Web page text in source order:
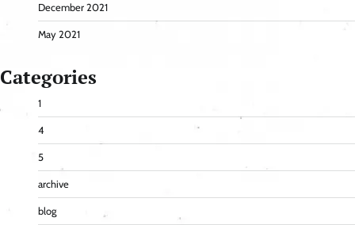
December 2021
May 2021
Categories
1
4
5
archive
blog